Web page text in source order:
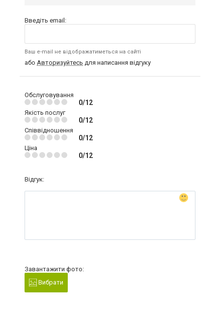
Введіть email:
Ваш e-mail не відображатиметься на сайті
або Авторизуйтесь для написання відгуку
Обслуговування
0/12
Якість послуг
0/12
Співвідношення
0/12
Ціна
0/12
Відгук:
Завантажити фото:
Вибрати